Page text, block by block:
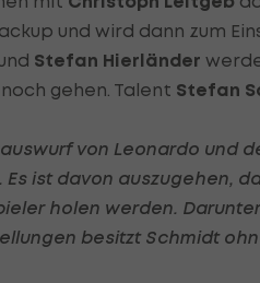
und wird dann zum
Stefan Hierländer
gehen. Talent Stefan
von Leonardo und
ist davon auszugehen,
holen werden.
besitzt Schmidt